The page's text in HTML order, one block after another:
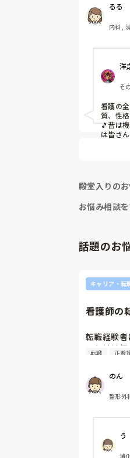
その後、
私は、その
いる病棟
ぶっちゃ
色々な病
異動する
けてたよ
現病棟は
倒を見てら
など、簡
PNSを廃
いほど新
って指導
患者14人
朝の情報
わからな
をした事が
言われてい
新人さんが
びり記録し
けても、
早く色々
ず…これは
た。。。時
私はどちら
でもPNS
PNSもそ
るる
内科,
洋
そ
看護の
質、性
🎵昔は
は皆さ
してま
うして
に業務
昔から
で、昔
タに出
抱える
🎵僕の
殿堂入りの
お悩み相談
話題のお
キャリア・転
看護師の
転職経験
っかけは
転職 正看
のん
整形外
う
消